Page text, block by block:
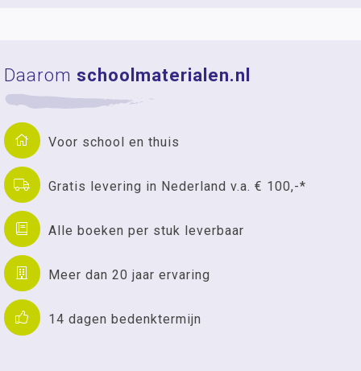
Daarom schoolmaterialen.nl
Voor school en thuis
Gratis levering in Nederland v.a. € 100,-*
Alle boeken per stuk leverbaar
Meer dan 20 jaar ervaring
14 dagen bedenktermijn